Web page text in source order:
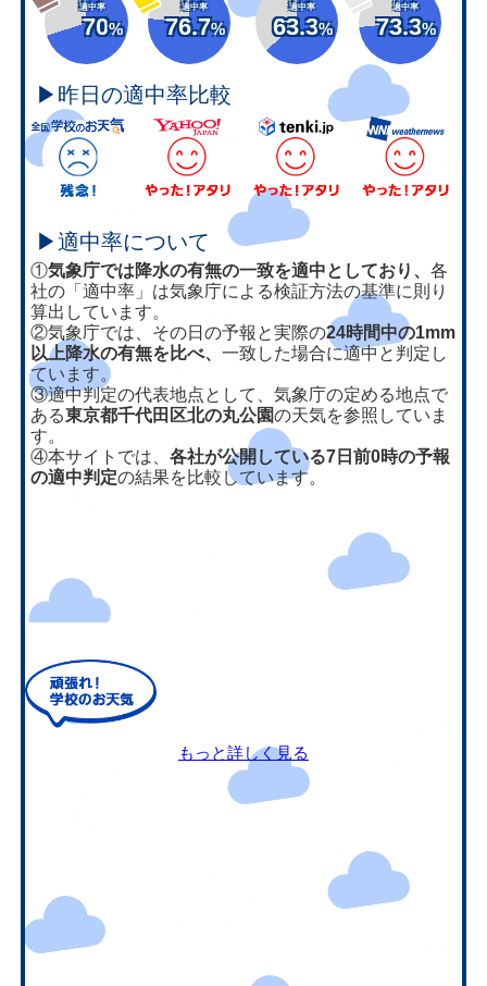
適中率
70%
適中率
76.7%
適中率
63.3%
適中率
73.3%
▶昨日の適中率比較
▶適中率について
①気象庁では降水の有無の一致を適中としており、各
社の「適中率」は気象庁による検証方法の基準に則り
算出しています。
②気象庁では、その日の予報と実際の24時間中の1mm
以上降水の有無を比べ、一致した場合に適中と判定し
ています。
③適中判定の代表地点として、気象庁の定める地点で
ある東京都千代田区北の丸公園の天気を参照していま
す。
④本サイトでは、各社が公開している7日前0時の予報
の適中判定の結果を比較しています。
もっと詳しく見る